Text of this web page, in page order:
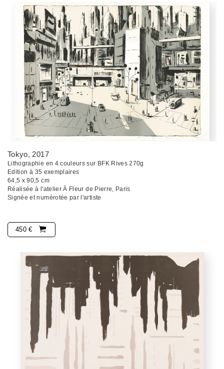
Tokyo, 2017
Lithographie en 4 couleurs sur BFK Rives 270g
Edition à 35 exemplaires
64,5 x 90,5 cm
Réalisée à l'atelier À Fleur de Pierre, Paris
Signée et numérotée par l'artiste
450 €